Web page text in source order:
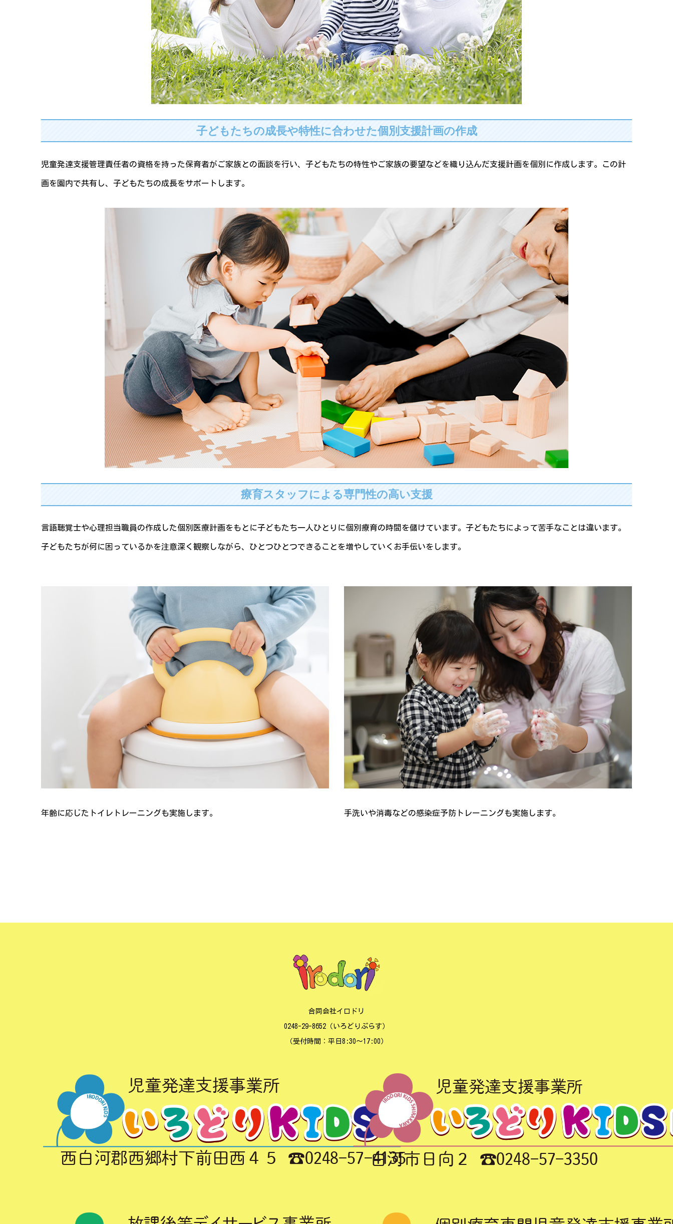
子どもたちの成長や特性に合わせた個別支援計画の作成
児童発達支援管理責任者の資格を持った保育者がご家族との面談を行い、子どもたちの特性やご家族の要望などを織り込んだ支援計画を個別に作成します。この計
画を園内で共有し、子どもたちの成長をサポートします。
療育スタッフによる専門性の高い支援
言語聴覚士や心理担当職員の作成した個別医療計画をもとに子どもたち一人ひとりに個別療育の時間を儲けています。子どもたちによって苦手なことは違います。
子どもたちが何に困っているかを注意深く観察しながら、ひとつひとつできることを増やしていくお手伝いをします。
年齢に応じたトイレトレーニングも実施します。 手洗いや消毒などの感染症予防トレーニングも実施します。
合同会社イロドリ
0248-29-8652（いろどりぷらす）
（受付時間：平日8:30～17:00）